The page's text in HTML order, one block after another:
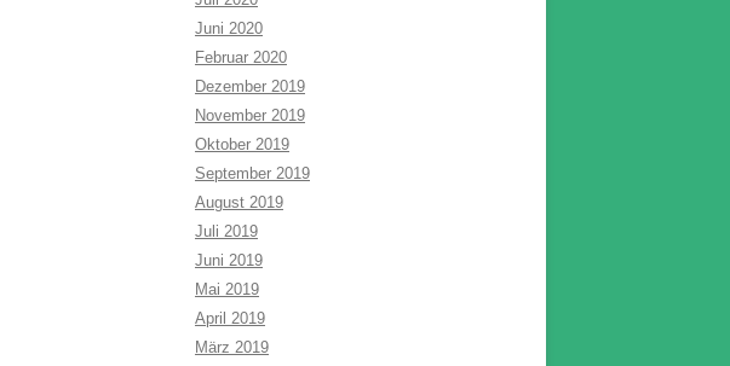
Juni 2020
Februar 2020
Dezember 2019
November 2019
Oktober 2019
September 2019
August 2019
Juli 2019
Juni 2019
Mai 2019
April 2019
März 2019